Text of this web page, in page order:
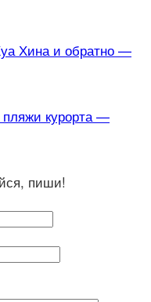
Хина и обратно —
курорта —
пиши!